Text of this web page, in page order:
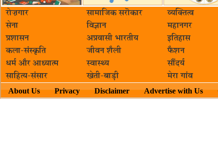
रोज़गार सामाजिक सरॊकार‌
व्यक्तित्व
सेना
विज्ञान
महानगर
प्रशासन
अप्रवासी भारतीय
इतिहास
कला-संस्कृति
जीवन शैली
फैशन
धर्म और आध्यात्म
स्वास्थ्य
सौंदर्य
साहित्य-संसार
खेती-बाड़ी मेरा गांव
About Us Privacy Disclaimer Advertise with Us